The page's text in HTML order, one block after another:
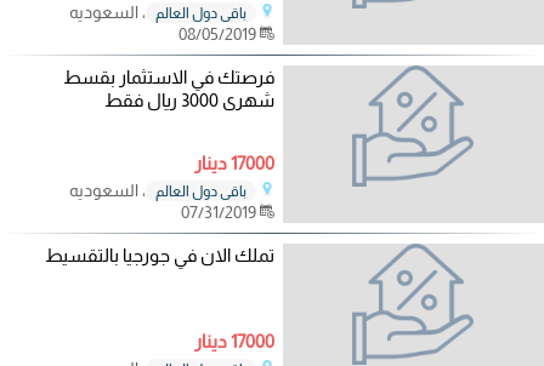
باقي دول العالم
، السعوديه
08/05/2019
فرصتك في الاستثمار بقسط
شهرى 3000 ريال فقط
17000 دينار
باقي دول العالم
، السعوديه
07/31/2019
تملك الان في جورجيا بالتقسيط
17000 دينار